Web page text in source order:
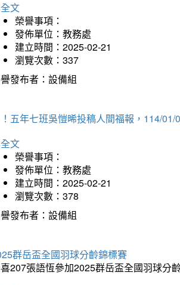
文
榮譽事項：
發佈單位：教務處
建立時間：2025-02-21
瀏覽次數：337
發布者：設備組
五年七班吳愷晞投稿人間福報，114/01/
文
榮譽事項：
發佈單位：教務處
建立時間：2025-02-21
瀏覽次數：378
發布者：設備組
群岳盃全國羽球分齡錦標賽
207張語恆參加2025群岳盃全國羽球分